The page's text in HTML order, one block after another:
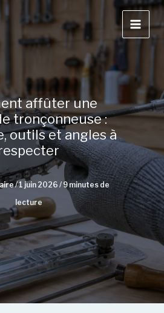
affûter une
tronçonneuse :
outils et angles à
/1 juin 2026 / 9 minutes de
lecture